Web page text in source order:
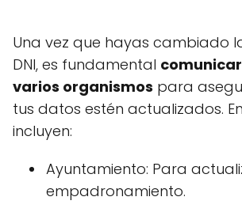
Una vez que hayas cambiado
DNI, es fundamental
varios organismos para
tus datos estén actualizados.
incluyen:
Ayuntamiento: Para
empadronamiento.